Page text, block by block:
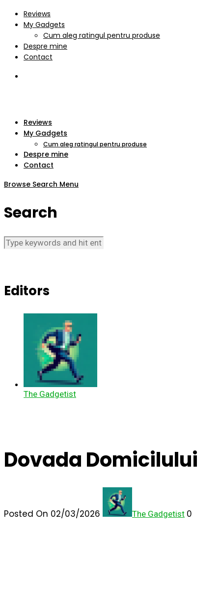
Reviews
My Gadgets
Cum aleg ratingul pentru produse
Despre mine
Contact
Reviews
My Gadgets
Cum aleg ratingul pentru produse
Despre mine
Contact
Browse Search Menu
Search
Editors
The Gadgetist
Dovada Domicilului
Posted On 02/03/2026 The Gadgetist 0